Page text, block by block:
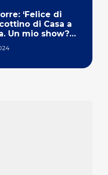
‘Felice di
di Casa a
Un mio show?